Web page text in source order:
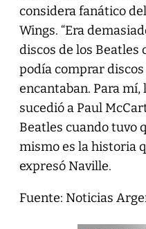
considera fanático
Wings. “Era
discos de los Beatles
podía comprar
encantaban. Para
sucedió a Paul
Beatles cuando tuvo
mismo es la historia
expresó Naville.
Fuente: Noticias